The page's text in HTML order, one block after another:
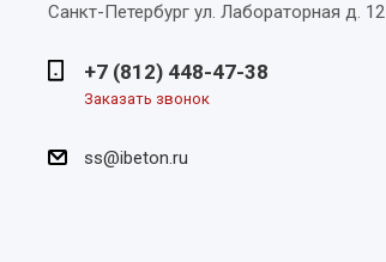
Санкт-Петербург ул. Лабораторная д. 12
+7 (812) 448-47-38
Заказать звонок
ss@ibeton.ru